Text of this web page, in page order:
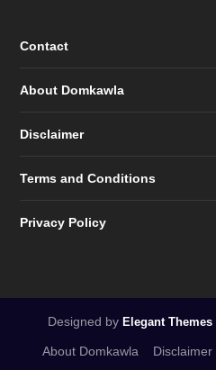
Contact
About Domkawla
Disclaimer
Terms and Conditions
Privacy Policy
Designed by Elegant Themes
About Domkawla Disclaimer